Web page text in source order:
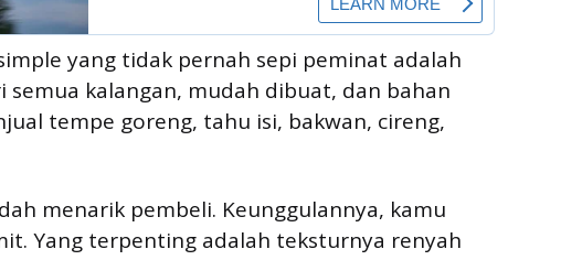
yang tidak pernah sepi peminat adalah
semua kalangan, mudah dibuat, dan bahan
tempe goreng, tahu isi, bakwan, cireng,
menarik pembeli. Keunggulannya, kamu
Yang terpenting adalah teksturnya renyah